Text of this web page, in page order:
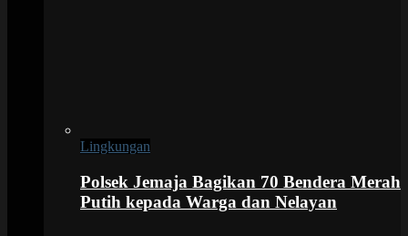
Lingkungan
Polsek Jemaja Bagikan 70 Bendera Merah
Putih kepada Warga dan Nelayan